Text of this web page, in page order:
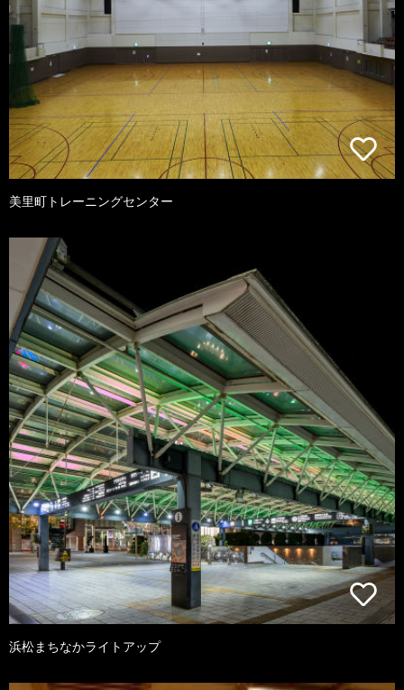
美里町トレーニングセンター
浜松まちなかライトアップ